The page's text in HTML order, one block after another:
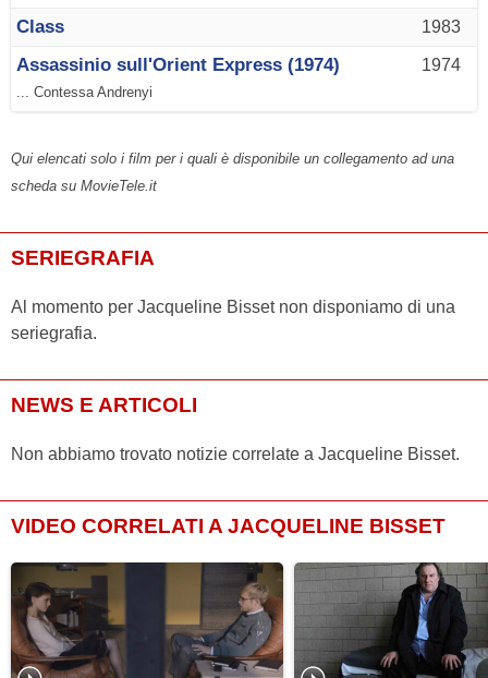
1983
Class
1974
Assassinio sull'Orient Express (1974)
... Contessa Andrenyi
Qui elencati solo i film per i quali è disponibile un collegamento ad una
scheda su MovieTele.it
SERIEGRAFIA
Al momento per Jacqueline Bisset non disponiamo di una
seriegrafia.
NEWS E ARTICOLI
Non abbiamo trovato notizie correlate a Jacqueline Bisset.
VIDEO CORRELATI A JACQUELINE BISSET